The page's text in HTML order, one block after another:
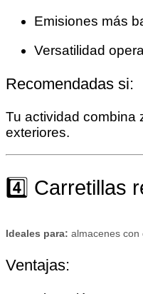
Emisiones más
Versatilidad
Recomendadas si:
Tu actividad combina
exteriores.
4️⃣ Carretillas
Ideales para: almacenes con
Ventajas: